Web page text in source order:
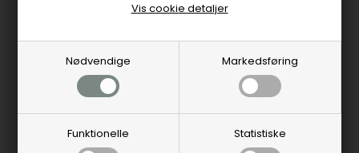
Nødvendige Markedsføring
Funktionelle Statistiske
Vis cookie detaljer